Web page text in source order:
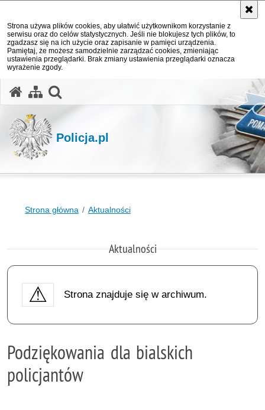
Strona używa plików cookies, aby ułatwić użytkownikom korzystanie z
serwisu oraz do celów statystycznych. Jeśli nie blokujesz tych plików, to
zgadzasz się na ich użycie oraz zapisanie w pamięci urządzenia.
Pamiętaj, że możesz samodzielnie zarządzać cookies, zmieniając
ustawienia przeglądarki. Brak zmiany ustawienia przeglądarki oznacza
wyrażenie zgody.
Policja.pl
Strona główna Aktualności
Aktualności
Strona znajduje się w archiwum.
Podziękowania dla bialskich
policjantów